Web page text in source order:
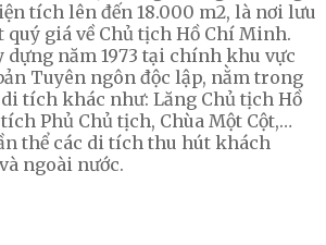
tích lên đến 18.000 m2, là nơi lưu
giá về Chủ tịch Hồ Chí Minh.
dựng năm 1973 tại chính khu vực
Tuyên ngôn độc lập, nằm trong
tích khác như: Lăng Chủ tịch Hồ
Phủ Chủ tịch, Chùa Một Cột,…
thể các di tích thu hút khách
ngoài nước.